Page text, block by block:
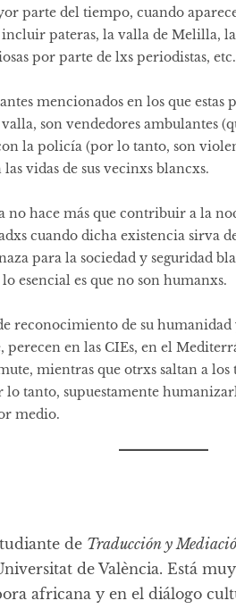
parte del tiempo, cuando
pateras, la valla de Melilla,
por parte de lxs periodistas, etc.
mencionados en los que estas
son vendedores ambulantes
la policía (por lo tanto, son
vidas de sus vecinxs blancxs.
no hace más que contribuir a la
cuando dicha existencia sirva
para la sociedad y seguridad
esencial es que no son humanxs.
reconocimiento de su
en las CIEs, en el
mientras que otrxs saltan a
lo tanto, supuestamente
medio.
de Traducción y
de València. Está muy
africana y en el diálogo